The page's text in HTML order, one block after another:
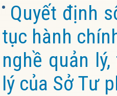
Quyết định
tục hành
nghề quản
lý của Sở Tư